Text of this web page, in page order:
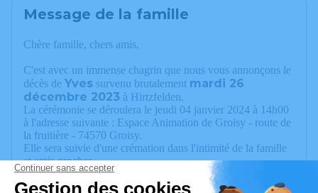
Message de la famille
Chère famille, chers amis,
C'est avec un immense chagrin que nous vous annonçons le
décès de Yves survenu brutalement mardi 26
décembre 2023 à Hirtzfelden.
La cérémonie se déroulera le jeudi 04 janvier 2024 à 14h00
à l'adresse suivante : Espace Animation de Groisy - route de
la fruitière - 74570 Groisy.
Elle sera suivie d'une crémation dans l'intimité de la famille
et amis proches.
Yves aimait les fleurs simples, naturelles. (pas de plaques ni
couronnes ou gerbes s'il vous plaît)